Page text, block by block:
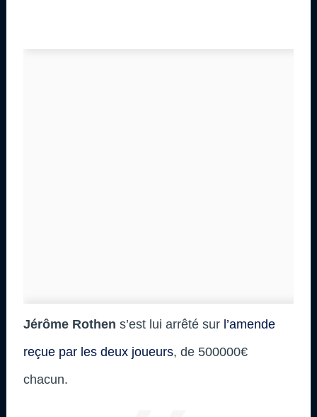
Jérôme Rothen s’est lui arrêté sur l’amende
reçue par les deux joueurs, de 500000€
chacun.